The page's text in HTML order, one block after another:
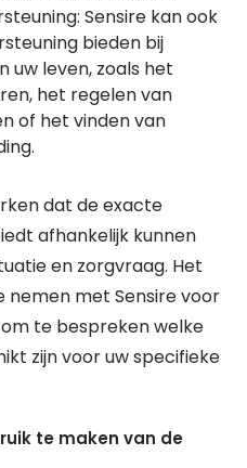
Sensire kan ook
bieden bij
uw leven, zoals het
het regelen van
of het vinden van
dat de exacte
afhankelijk kunnen
en zorgvraag. Het
met Sensire voor
te bespreken welke
zijn voor uw specifieke
te maken van de